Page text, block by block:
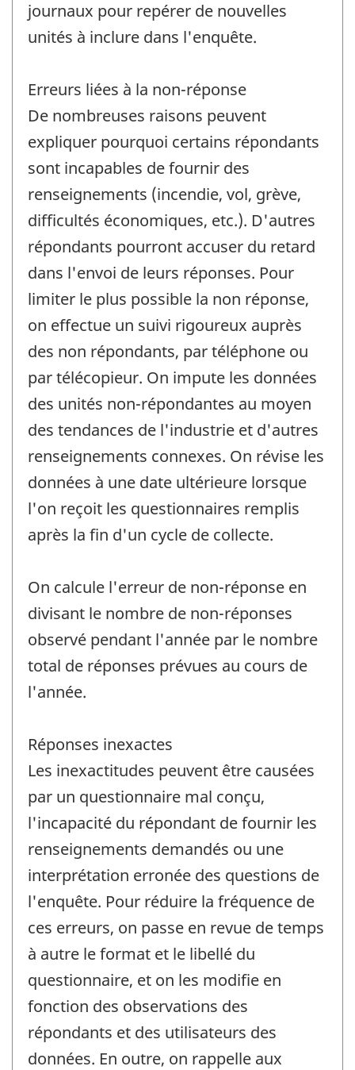
journaux pour repérer de nouvelles
unités à inclure dans l'enquête.
Erreurs liées à la non-réponse
De nombreuses raisons peuvent
expliquer pourquoi certains répondants
sont incapables de fournir des
renseignements (incendie, vol, grève,
difficultés économiques, etc.). D'autres
répondants pourront accuser du retard
dans l'envoi de leurs réponses. Pour
limiter le plus possible la non réponse,
on effectue un suivi rigoureux auprès
des non répondants, par téléphone ou
par télécopieur. On impute les données
des unités non-répondantes au moyen
des tendances de l'industrie et d'autres
renseignements connexes. On révise les
données à une date ultérieure lorsque
l'on reçoit les questionnaires remplis
après la fin d'un cycle de collecte.
On calcule l'erreur de non-réponse en
divisant le nombre de non-réponses
observé pendant l'année par le nombre
total de réponses prévues au cours de
l'année.
Réponses inexactes
Les inexactitudes peuvent être causées
par un questionnaire mal conçu,
l'incapacité du répondant de fournir les
renseignements demandés ou une
interprétation erronée des questions de
l'enquête. Pour réduire la fréquence de
ces erreurs, on passe en revue de temps
à autre le format et le libellé du
questionnaire, et on les modifie en
fonction des observations des
répondants et des utilisateurs des
données. En outre, on rappelle aux